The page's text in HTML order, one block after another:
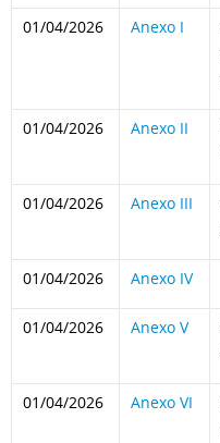
01/04/2026 Anexo I
01/04/2026 Anexo II
01/04/2026 Anexo III
01/04/2026 Anexo IV
01/04/2026 Anexo V
01/04/2026 Anexo VI